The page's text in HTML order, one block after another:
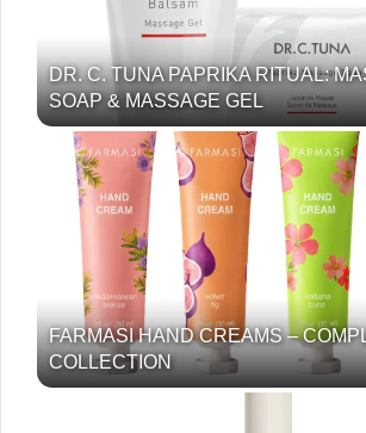
DR. C. TUNA PAPRIKA RITUAL:
SOAP & MASSAGE GEL
FARMASI HAND CREAMS –
COLLECTION